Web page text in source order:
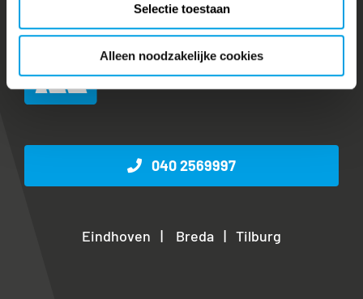
Selectie toestaan
Alleen noodzakelijke cookies
040 2569997
Eindhoven | Breda | Tilburg